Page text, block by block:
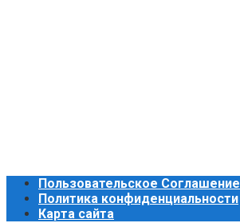
Пользовательское Соглашение
Политика конфиденциальности
Карта сайта